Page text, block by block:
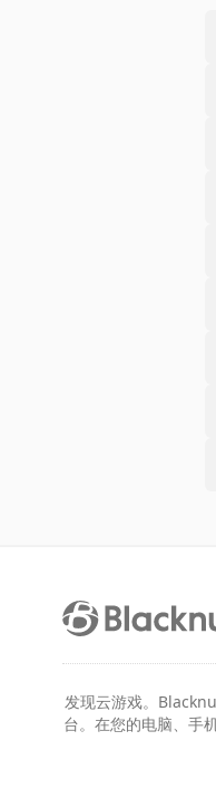
发现云游戏。
台。在您的电脑、手